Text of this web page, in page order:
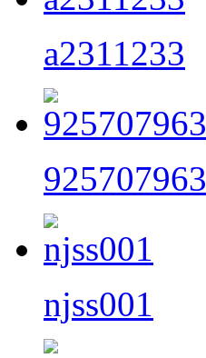
a2311233
925707963
njss001